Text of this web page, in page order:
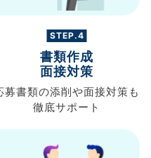
STEP.4
書類作成
面接対策
募書類の添削や面接対策も
徹底サポート